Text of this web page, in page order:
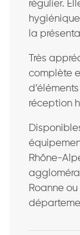
régulier.
la
Très
complète
réception
Rhône-
Roanne